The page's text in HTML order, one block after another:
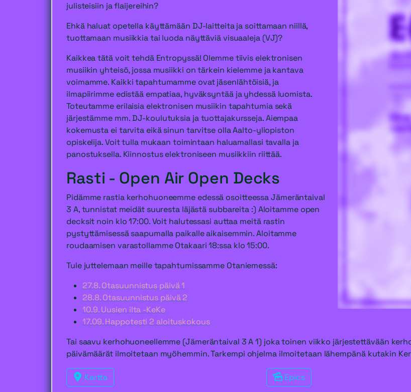
julisteisiin ja flaijereihin?
Ehkä haluat opetella käyttämään DJ-laitteita ja soittamaan niillä,
tuottamaan musiikkia tai luoda näyttäviä visuaaleja (VJ)?
Kaikkea tätä voit tehdä Entropyssä! Olemme tiivis elektronisen
musiikin yhteisö, jossa musiikki on tärkein kielemme ja kantava
voimamme. Kaikki tapahtumamme ovat jäsenlähtöisiä, ja
ilmapiirimme edistää empatiaa, hyväksyntää ja yhdessä luomista.
Toteutamme erilaisia elektronisen musiikin tapahtumia sekä
järjestämme mm. DJ-koulutuksia ja tuottajakursseja. Aiempaa
kokemusta ei tarvita eikä sinun tarvitse olla Aalto-yliopiston
opiskelija. Voit tulla mukaan toimintaan haluamallasi tavalla ja
panostuksella. Kiinnostus elektroniseen musiikkiin riittää.
Rasti - Open Air Open Decks
Pidämme rastia kerhohuoneemme edessä osoitteessa Jämeräntaival
3 A, tunnistat meidät suuresta läjästä subbareita :) Aloitamme open
decksit noin klo 17:00. Voit halutessasi auttaa meitä rastin
pystyttämisessä saapumalla paikalle aikaisemmin. Aloitamme
roudaamisen varastollamme Otakaari 18:ssa klo 15:00.
Tule juttelemaan meille tapahtumissamme Otaniemessä:
27.8. Otasuunnistus päivä 1
28.8. Otasuunnistus päivä 2
10.9. Uusien ilta -KeKe
17.09. Happotesti 2 aloituskokous
Tai saavu kerhohuoneellemme (Jämeräntaival 3 A 1) joka toinen viikko järjestettävään
päivämäärät ilmoitetaan myöhemmin. Tarkempi ohjelma ilmoitetaan lähempänä kutakin
Kartta Epics